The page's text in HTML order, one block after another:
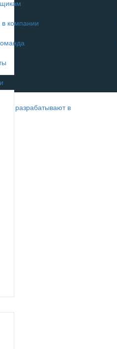
в компании
разрабатывают в